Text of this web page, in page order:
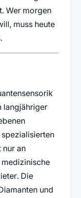
Wer morgen
muss heute
langjähriger
nur an
Die
und